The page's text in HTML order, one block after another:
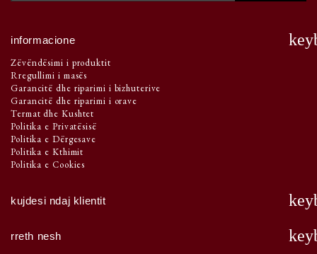
kujdesi ndaj klientit
rreth nesh
informacione
Zëvëndësimi i produktit
Rregullimi i masës
Garancitë dhe riparimi i bizhuterive
Garancitë dhe riparimi i orave
Termat dhe Kushtet
Politika e Privatësisë
Politika e Dërgesave
Politika e Kthimit
Politika e Cookies